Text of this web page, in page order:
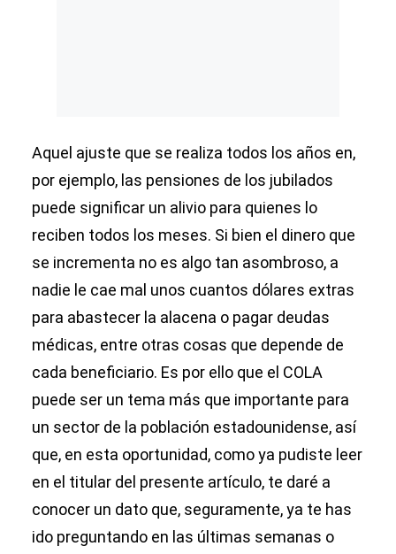
Aquel ajuste que se realiza todos los años en,
por ejemplo, las pensiones de los jubilados
puede significar un alivio para quienes lo
reciben todos los meses. Si bien el dinero que
se incrementa no es algo tan asombroso, a
nadie le cae mal unos cuantos dólares extras
para abastecer la alacena o pagar deudas
médicas, entre otras cosas que depende de
cada beneficiario. Es por ello que el COLA
puede ser un tema más que importante para
un sector de la población estadounidense, así
que, en esta oportunidad, como ya pudiste leer
en el titular del presente artículo, te daré a
conocer un dato que, seguramente, ya te has
ido preguntando en las últimas semanas o